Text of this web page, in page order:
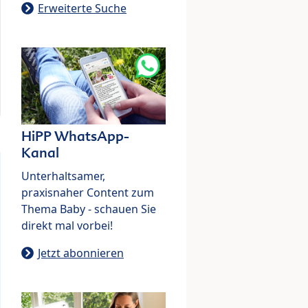
Erweiterte Suche
HiPP WhatsApp-
Kanal
Unterhaltsamer,
praxisnaher Content zum
Thema Baby - schauen Sie
direkt mal vorbei!
Jetzt abonnieren